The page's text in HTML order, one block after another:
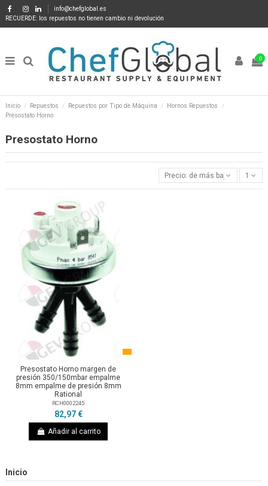
info@chefglobal.es
RECUERDE: los repuestos no tienen cambio ni devolución
0
Inicio Repuestos Repuestos por Tipo de Máquina
Hornos Repuestos
Presostato Horno
Presostato Horno
Precio: de más bajo a más alto
1
Presostato Horno margen de
presión 350/150mbar empalme
8mm empalme de presión 8mm
Rational
RCH0002245
82,97 €
Añadir al carrito
Inicio